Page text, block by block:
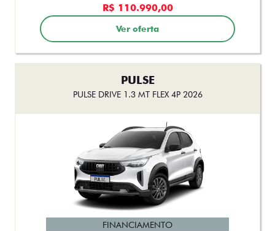
R$ 110.990,00
Ver oferta
PULSE
PULSE DRIVE 1.3 MT FLEX 4P 2026
FINANCIAMENTO